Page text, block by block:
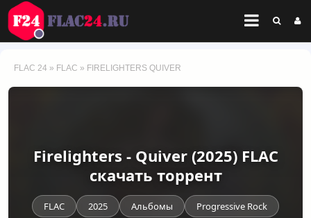
FLAC 24 » FLAC » FIRELIGHTERS QUIVER
Firelighters - Quiver (2025) FLAC
скачать торрент
FLAC 2025 Альбомы Progressive Rock